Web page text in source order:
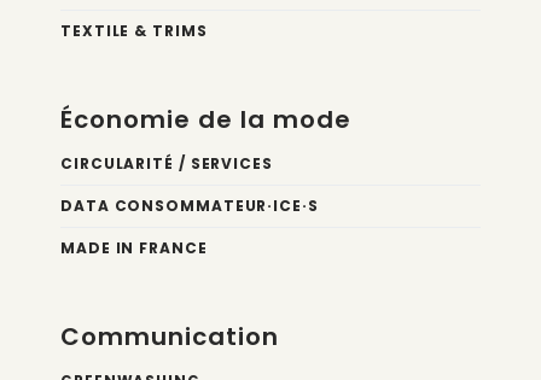
TEXTILE & TRIMS
Économie de la mode
CIRCULARITÉ / SERVICES
DATA CONSOMMATEUR·ICE·S
MADE IN FRANCE
Communication